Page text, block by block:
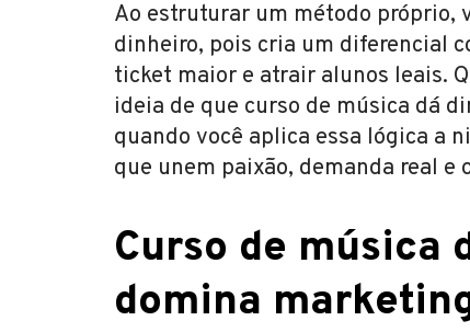
Ao estruturar um método próprio,
dinheiro, pois cria um diferencial
ticket maior e atrair alunos leais.
ideia de que curso de música dá
quando você aplica essa lógica a
que unem paixão, demanda real
Curso de música
domina